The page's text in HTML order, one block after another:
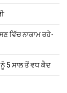
ਵਿੱਚ ਨਾਕਾਮ ਰਹੇ-
5 ਸਾਲ ਤੋਂ ਵਧ ਕੈਦ